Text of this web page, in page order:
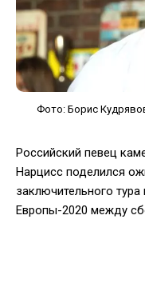
Фото: Борис
Российский певец
Нарцисс поделился
заключительного
Европы-2020 между